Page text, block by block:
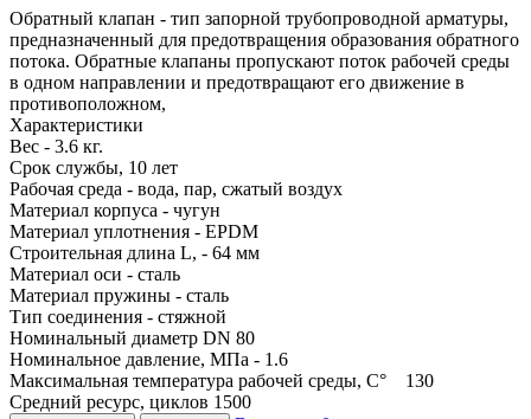
Обратный клапан - тип запорной трубопроводной арматуры,
предназначенный для предотвращения образования обратного
потока. Обратные клапаны пропускают поток рабочей среды
в одном направлении и предотвращают его движение в
противоположном,
Характеристики
Вес - 3.6 кг.
Срок службы, 10 лет
Рабочая среда - вода, пар, сжатый воздух
Материал корпуса - чугун
Материал уплотнения - EPDM
Строительная длина L, - 64 мм
Материал оси - сталь
Материал пружины - сталь
Тип соединения - стяжной
Номинальный диаметр DN 80
Номинальное давление, МПа - 1.6
Максимальная температура рабочей среды, С° 130
Средний ресурс, циклов 1500